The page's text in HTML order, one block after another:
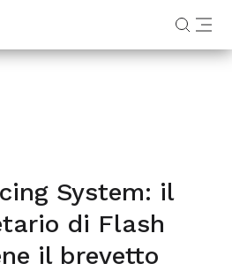
System: il
di Flash
il brevetto